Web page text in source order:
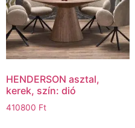
HENDERSON asztal,
kerek, szín: dió
410800 Ft